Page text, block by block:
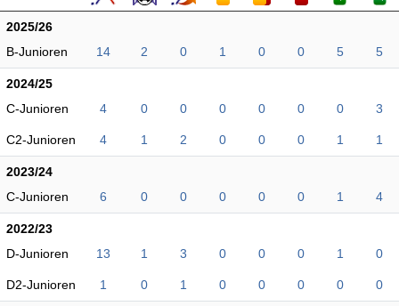
2025/26
B-Junioren
14 2 0 1 0 0 5 5
2024/25
C-Junioren
4 0 0 0 0 0 0 3
C2-Junioren 4 1 2 0 0 0 1 1
2023/24
C-Junioren
6 0 0 0 0 0 1 4
2022/23
D-Junioren
13 1 3 0 0 0 1 0
D2-Junioren 1 0 1 0 0 0 0 0